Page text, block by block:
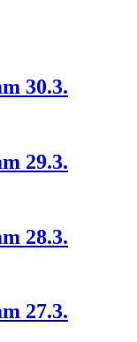
30.3.
29.3.
28.3.
27.3.